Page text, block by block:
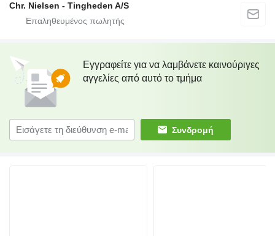
Chr. Nielsen - Tingheden A/S
Εγγραφείτε για να λαμβάνετε καινούριγες
αγγελίες από αυτό το τμήμα
Συνδρομή